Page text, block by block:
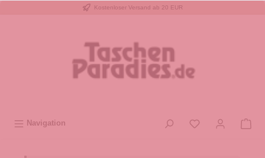
Kostenloser Versand ab 20 EUR
Navigation